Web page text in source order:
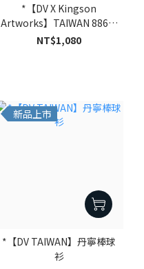
*【DV X Kingson
Artworks】TAIWAN 886籃
球衣｜米白
NT$1,080
新品上市
*【DV TAIWAN】丹寧棒球
衫